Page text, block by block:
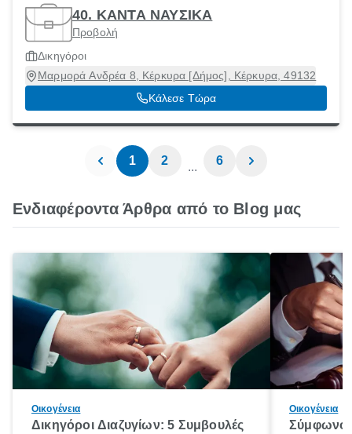
40. ΚΑΝΤΑ ΝΑΥΣΙΚΑ
Προβολή
Δικηγόροι
Μαρμορά Ανδρέα 8, Κέρκυρα [Δήμος], Κέρκυρα, 49132
Κάλεσε Τώρα
1 2 ... 6
Ενδιαφέροντα Άρθρα από το Blog μας
Οικογένεια
Δικηγόροι Διαζυγίων: 5 Συμβουλές
Οικογένεια
Σύμφωνο